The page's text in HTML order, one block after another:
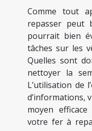
Comme tout
repasser peut
pourrait bien
tâches sur les
Quelles sont
nettoyer la
L’utilisation de
d’informations,
moyen
votre fer à